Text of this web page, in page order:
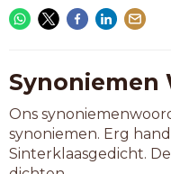
Synoniemen
Ons
synoniemen. Erg
Sinterklaasgedicht.